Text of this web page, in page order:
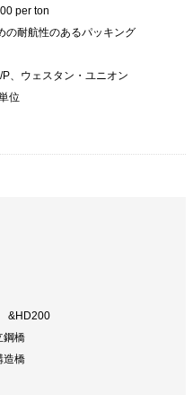
per ton
の耐航性のあるパッキング
、ウェスタン・ユニオン
位
&HD200
鋼橋
造橋